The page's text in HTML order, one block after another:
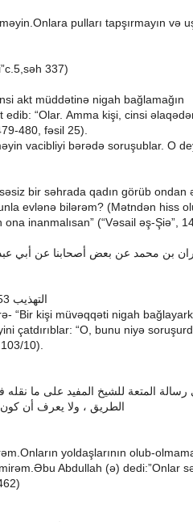
pulları tapşırmayın və
337)
akt müddətinə nigah bağlamağın
“Olar. Amma kişi, cinsi
480, fəsil 25).
vacibliyi bərədə soruşublar. O
bir səhrada qadın görüb ondan
evlənə bilərəm? (Mətndən hiss
inanmalısan” (“Vəsail əş-Şiə”,
بن محمد عن بعض أصحابنا عن أبي
التهذيب
“Bir kişi müvəqqəti nigah
çatdırıblar: “O, bunu niyə
10).
رسالة المتعة للشيخ المفيد على ما نقله
الطريق ، ولا يعرف أن كون
yoldaşlarının olub-
Abdullah (ə) dedi:”Onlar